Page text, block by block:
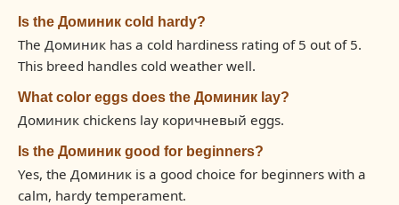
Is the Доминик cold hardy?
The Доминик has a cold hardiness rating of 5 out of 5.
This breed handles cold weather well.
What color eggs does the Доминик lay?
Доминик chickens lay коричневый eggs.
Is the Доминик good for beginners?
Yes, the Доминик is a good choice for beginners with a
calm, hardy temperament.